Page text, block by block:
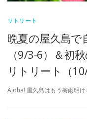
リトリート
晩夏の屋久島で
（9/3-6）＆初
リトリート（10/
Aloha! 屋久島はもう梅雨明